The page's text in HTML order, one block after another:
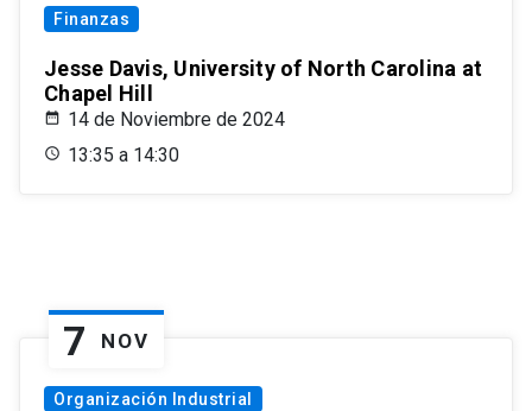
Finanzas
Jesse Davis, University of North Carolina at
Chapel Hill
14 de Noviembre de 2024
13:35 a 14:30
7 NOV
Organización Industrial